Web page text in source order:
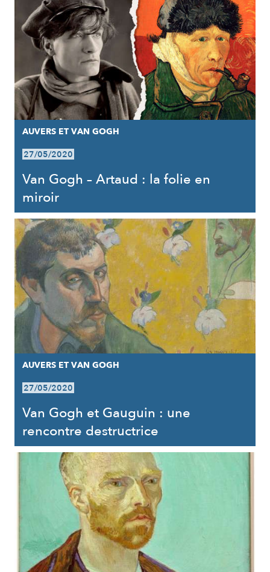
AUVERS ET VAN GOGH
27/05/2020
Van Gogh – Artaud : la folie en
miroir
AUVERS ET VAN GOGH
27/05/2020
Van Gogh et Gauguin : une
rencontre destructrice